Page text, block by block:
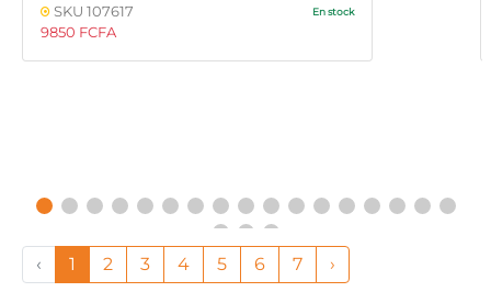
SKU 107617 En stock
9850 FCFA
‹ 1 2 3 4 5 6 7 ›